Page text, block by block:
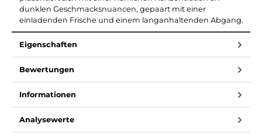
dunklen Geschmacksnuancen, gepaart mit einer
einladenden Frische und einem langanhaltenden Abgang.
Eigenschaften
Bewertungen
Informationen
Analysewerte